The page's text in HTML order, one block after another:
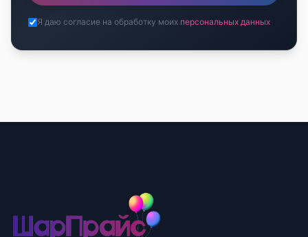
Я даю согласие на обработку моих персональных данных